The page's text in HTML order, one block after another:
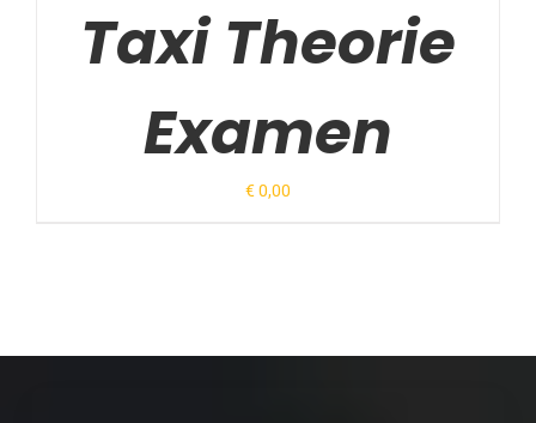
Taxi Theorie
Examen
€0,00